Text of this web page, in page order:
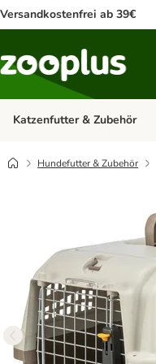
Versandkostenfrei ab 39€
Katzenfutter & Zubehör
Hundefutter & Zubehör